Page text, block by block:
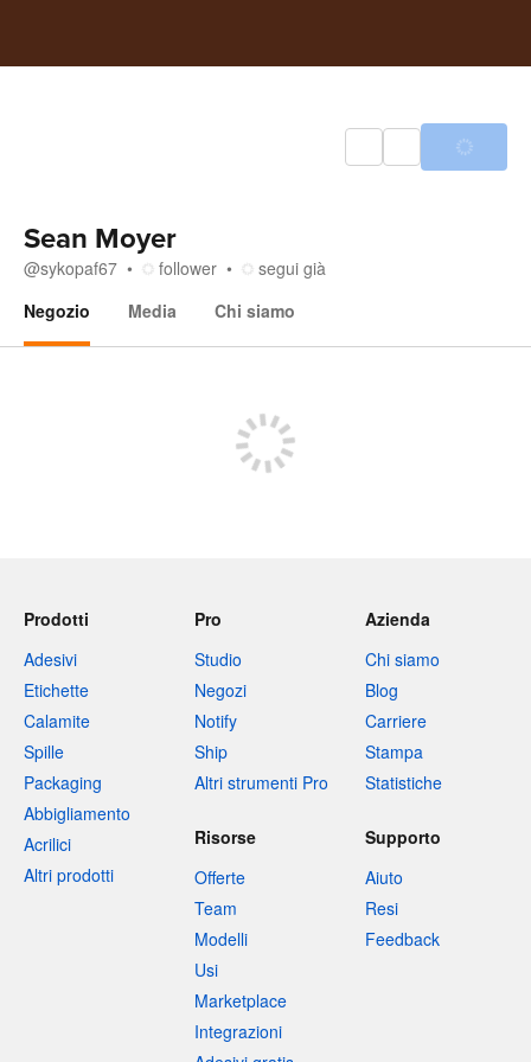
Sean Moyer
@sykopaf67 follower
segui già
Negozio
Media Chi siamo
Prodotti
Adesivi
Etichette
Calamite
Spille
Packaging
Abbigliamento
Acrilici
Altri prodotti
Pro
Studio
Negozi
Notify
Ship
Altri strumenti Pro
Azienda
Chi siamo
Blog
Carriere
Stampa
Statistiche
Risorse
Offerte
Team
Modelli
Usi
Marketplace
Integrazioni
Supporto
Aiuto
Resi
Feedback